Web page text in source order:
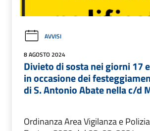
AVVISI
8 AGOSTO 2024
Divieto di sosta nei giorni 17
in occasione dei
di S. Antonio Abate nella c/d
Ordinanza Area Vigilanza e